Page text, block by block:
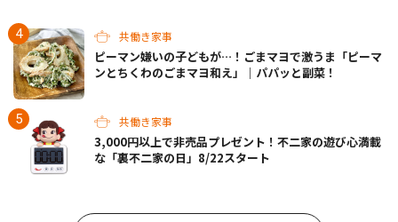
共働き家事
ピーマン嫌いの子どもが…！ごまマヨで激うま「ピーマ
ンとちくわのごまマヨ和え」｜パパッと副菜！
共働き家事
3,000円以上で非売品プレゼント！不二家の遊び心満載
な「裏不二家の日」8/22スタート